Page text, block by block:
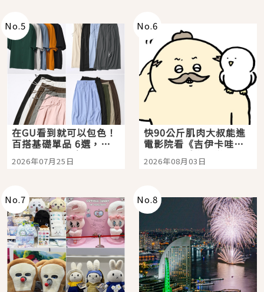
No.5
在GU看到就可以包色！
百搭基礎單品 6選，閉
眼全收也不心疼
2026年07月25日
No.6
快90公斤肌肉大叔能進
電影院看《吉伊卡哇》
嗎？日本重金屬樂團
「打首」會長與nagano
2026年08月03日
No.7 No.8